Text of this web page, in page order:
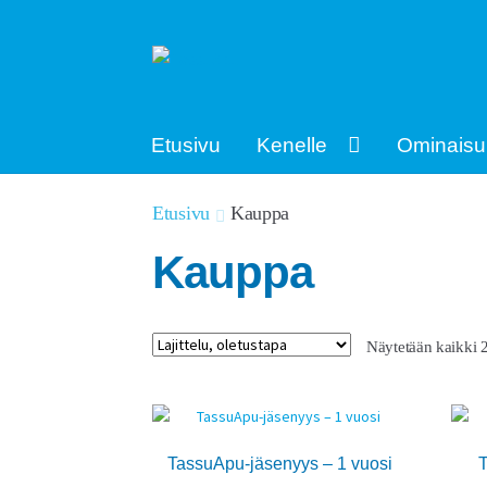
Siirry
Siirry
Etusivu Kenelle
Etusivu Kauppa
Kauppa
Näytetään kaikki
TassuApu-jäsenyys – 1 vuosi